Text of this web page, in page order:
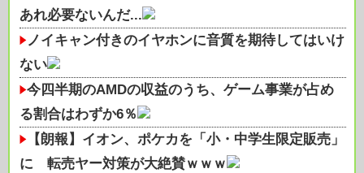
あれ必要ないんだ...
ノイキャン付きのイヤホンに音質を期待してはいけ
ない
今四半期のAMDの収益のうち、ゲーム事業が占め
る割合はわずか6％
【朗報】イオン、ポケカを「小・中学生限定販売」
に 転売ヤー対策が大絶賛ｗｗｗ